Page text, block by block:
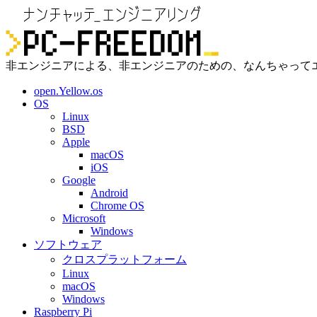
非エンジニアによる、非エンジニアのための、なんちゃって
open.Yellow.os
OS
Linux
BSD
Apple
macOS
iOS
Google
Android
Chrome OS
Microsoft
Windows
ソフトウェア
クロスプラットフォーム
Linux
macOS
Windows
Raspberry Pi